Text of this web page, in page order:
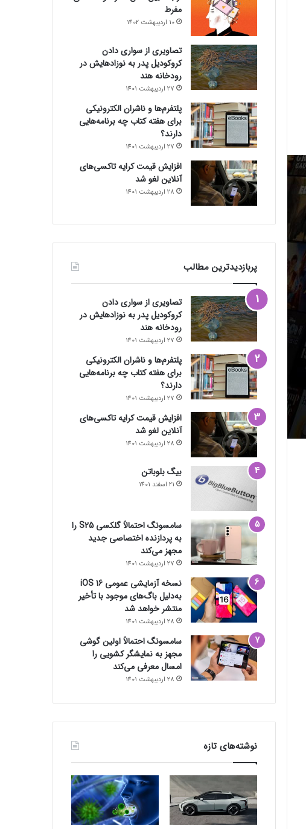
مفرط
10 اردیبهشت 1402
تصاویری از سواری دادن
کروکودیل پدر به نوزادهایش در
رودخانه هند
27 اردیبهشت 1401
پلتفرم‌ها و ناشران الکترونیکی
برای هفته کتاب چه برنامه‌هایی
دارند؟
27 اردیبهشت 1401
افزایش قیمت کرایه تاکسی‌های
آنلاین لغو شد
28 اردیبهشت 1401
پربازدیدترین مطالب
تصاویری از سواری دادن
کروکودیل پدر به نوزادهایش در
رودخانه هند
27 اردیبهشت 1401
پلتفرم‌ها و ناشران الکترونیکی
برای هفته کتاب چه برنامه‌هایی
دارند؟
27 اردیبهشت 1401
افزایش قیمت کرایه تاکسی‌های
آنلاین لغو شد
28 اردیبهشت 1401
بیگ بلوباتن
21 اسفند 1401
سامسونگ احتمالاً گلکسی S25 را
به پردازنده اختصاصی جدید
مجهز می‌کند
27 اردیبهشت 1401
نسخه آزمایشی عمومی iOS 16
به‌دلیل باگ‌های موجود با تأخیر
منتشر خواهد شد
28 اردیبهشت 1401
سامسونگ احتمالاً اولین گوشی
مجهز به نمایشگر کشویی را
امسال معرفی می‌کند
28 اردیبهشت 1401
نوشته‌های تازه